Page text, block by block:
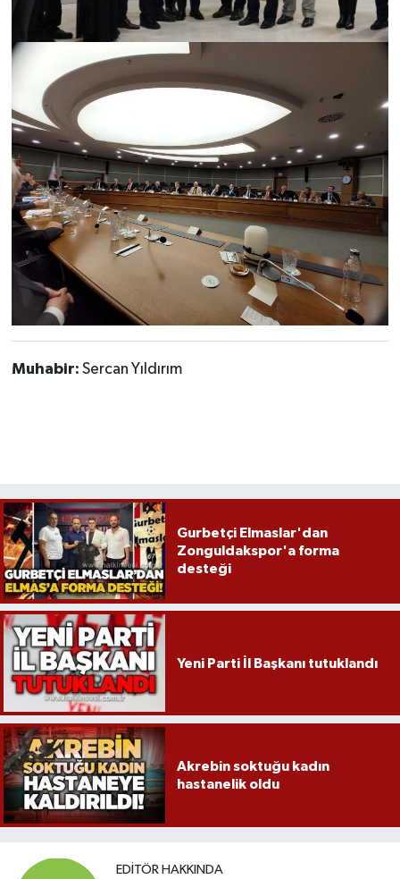
Muhabir: Sercan Yıldırım
Gurbetçi Elmaslar'dan
Zonguldakspor'a forma
desteği
Yeni Parti İl Başkanı tutuklandı
Akrebin soktuğu kadın
hastanelik oldu
EDITÖR HAKKINDA